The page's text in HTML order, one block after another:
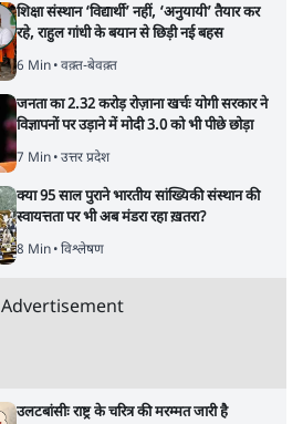
शिक्षा संस्थान ‘विद्यार्थी’ नहीं, ‘अनुयायी’ तैयार कर
रहे, राहुल गांधी के बयान से छिड़ी नई बहस
6 Min• वक़्त-बेवक़्त
जनता का 2.32 करोड़ रोज़ाना खर्चः योगी सरकार ने
विज्ञापनों पर उड़ाने में मोदी 3.0 को भी पीछे छोड़ा
7 Min• उत्तर प्रदेश
क्या 95 साल पुराने भारतीय सांख्यिकी संस्थान की
स्वायत्तता पर भी अब मंडरा रहा ख़तरा?
8 Min• विश्लेषण
Advertisement
उलटबांसीः राष्ट्र के चरित्र की मरम्मत जारी है